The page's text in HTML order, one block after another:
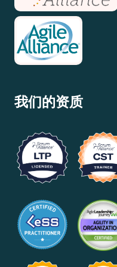
我们的资质